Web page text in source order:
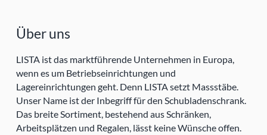
Über uns
LISTA ist das marktführende Unternehmen in Europa,
wenn es um Betriebseinrichtungen und
Lagereinrichtungen geht. Denn LISTA setzt Massstäbe.
Unser Name ist der Inbegriff für den Schubladenschrank.
Das breite Sortiment, bestehend aus Schränken,
Arbeitsplätzen und Regalen, lässt keine Wünsche offen.